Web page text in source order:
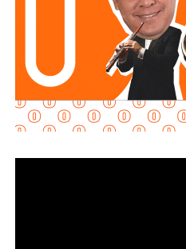
Martínez Acosta señaló quela
disposición para que Uber
y pueda operar conforme a la
exista una postura de
“No es un tema de
buscamos que ellos mismos